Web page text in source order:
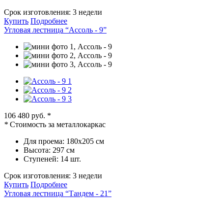
Срок изготовления: 3 недели
Купить Подробнее
Угловая лестница “Ассоль - 9”
106 480 руб. *
* Стоимость за металлокаркас
Для проема: 180х205 см
Высота: 297 см
Ступеней: 14 шт.
Срок изготовления: 3 недели
Купить Подробнее
Угловая лестница “Тандем - 21”